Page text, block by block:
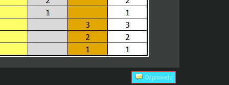
Odpowiedz